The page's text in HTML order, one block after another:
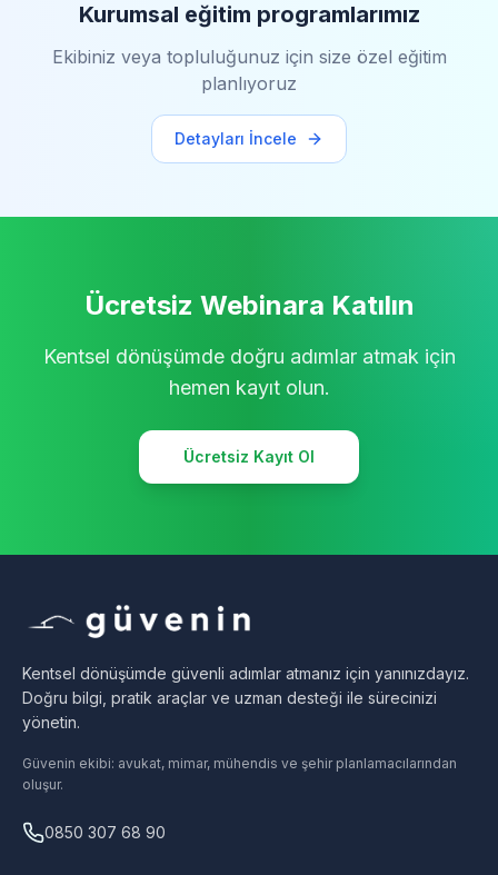
Kurumsal eğitim programlarımız
Ekibiniz veya topluluğunuz için size özel eğitim
planlıyoruz
Detayları İncele
Ücretsiz Webinara Katılın
Kentsel dönüşümde doğru adımlar atmak için
hemen kayıt olun.
Ücretsiz Kayıt Ol
Kentsel dönüşümde güvenli adımlar atmanız için yanınızdayız.
Doğru bilgi, pratik araçlar ve uzman desteği ile sürecinizi
yönetin.
Güvenin ekibi: avukat, mimar, mühendis ve şehir planlamacılarından
oluşur.
0850 307 68 90